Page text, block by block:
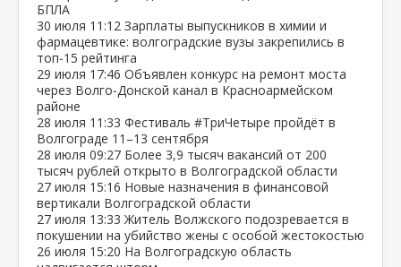
БПЛА
30 июля 11:12 Зарплаты выпускников в химии и
фармацевтике: волгоградские вузы закрепились в
топ‑15 рейтинга
29 июля 17:46 Объявлен конкурс на ремонт моста
через Волго‑Донской канал в Красноармейском
районе
28 июля 11:33 Фестиваль #ТриЧетыре пройдёт в
Волгограде 11–13 сентября
28 июля 09:27 Более 3,9 тысяч вакансий от 200
тысяч рублей открыто в Волгоградской области
27 июля 15:16 Новые назначения в финансовой
вертикали Волгоградской области
27 июля 13:33 Житель Волжского подозревается в
покушении на убийство жены с особой жестокостью
26 июля 15:20 На Волгоградскую область